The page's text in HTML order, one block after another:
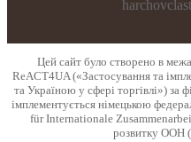
Цей сайт було створено в
ReACT4UA («Застосування та
та Україною у сфері торгівлі»)
імплементується німецькою
für Internationale
розвитку ООН